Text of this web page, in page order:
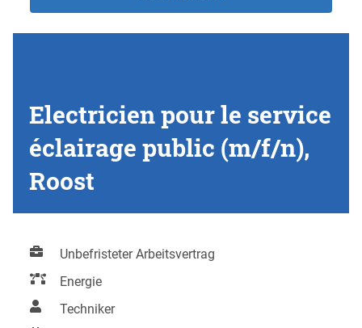
Electricien pour le service
éclairage public (m/f/n),
Roost
Unbefristeter Arbeitsvertrag
Energie
Techniker